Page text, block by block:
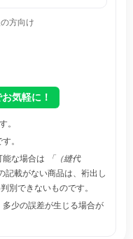
方向け
気軽に！
。
。
能な場合は
「（縫代
載がない商品は、裄出し
別できないものです。
少の誤差が生じる場合が